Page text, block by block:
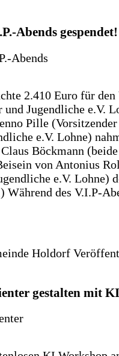
Abends gespendet!
2.410 Euro für den
Jugendliche e.V.
Pille
e.V. Lohne)
Böckmann
von Antonius
e.V. Lohne)
des V.I.P-
Holdorf
gestalten mit KI